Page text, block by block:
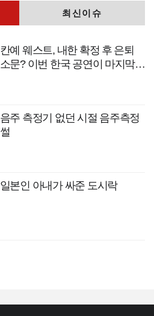
최신이슈
칸예 웨스트, 내한 확정 후 은퇴
소문? 이번 한국 공연이 마지막
음주 측정기 없던 시절 음주측정
썰
일본인 아내가 싸준 도시락